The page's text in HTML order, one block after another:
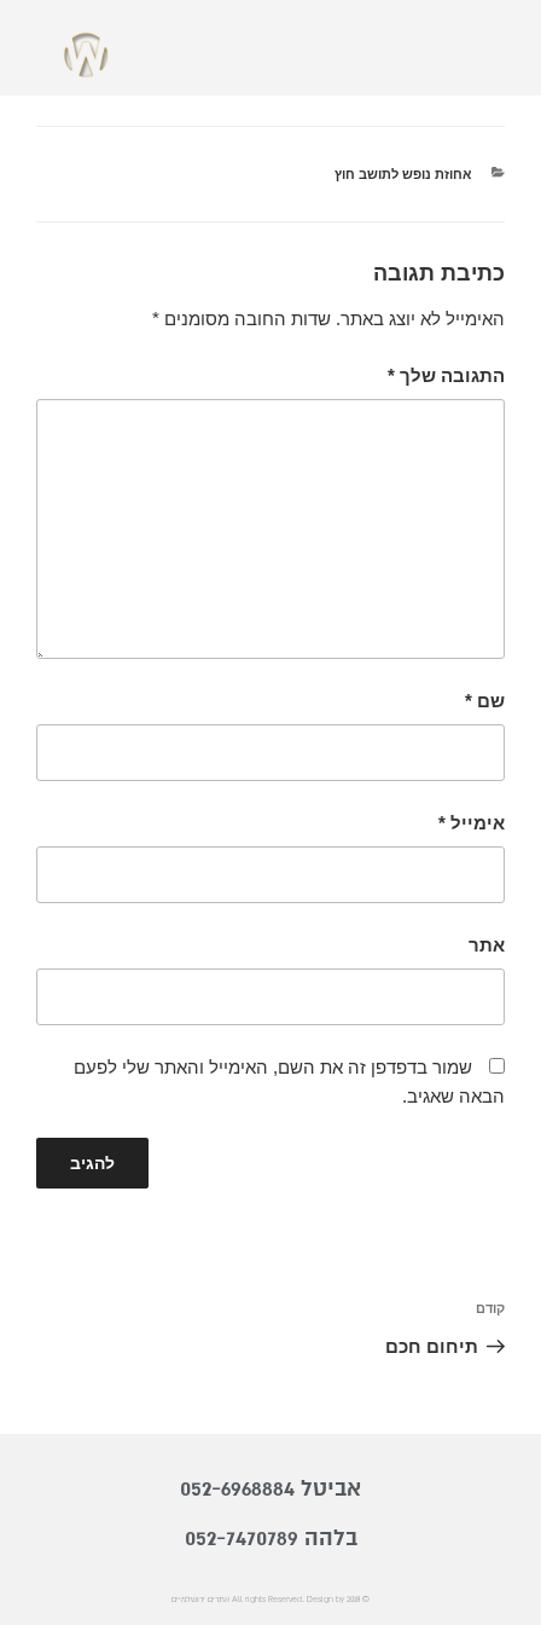
אחוזת נופש לתושב חוץ
כתיבת תגובה
האימייל לא יוצג באתר. שדות החובה מסומנים *
התגובה שלך *
שם *
אימייל *
אתר
שמור בדפדפן זה את השם, האימייל והאתר שלי לפעם
הבאה שאגיב.
קודם
תיחום חכם
אביטל 052-6968884
בלהה 052-7470789
© 2018 All rights Reserved. Design by אתרים ירושלמיים